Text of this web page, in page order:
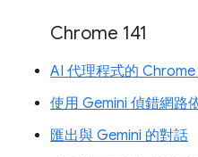
Chrome 141
AI 代理程式的
使用 Gemini 偵錯網路
匯出與 Gemini 的對話